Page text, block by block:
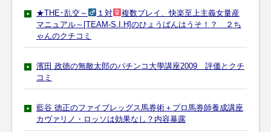
★THE･乱交～ １対
複数プレイ、快楽至上主義女量産
マニュアル～[TEAM-S.I.H]のひょうばんはうそ！？ ２ち
ゃんのクチコミ
濱田 政徳の無敵太郎のパチンコ大學講座2009 評価とクチ
コミ
藍谷 徳正のファイブレッグス馬券術＋プロ馬券師養成講座
カヴァリノ・ロッソは効果なし？内容暴露